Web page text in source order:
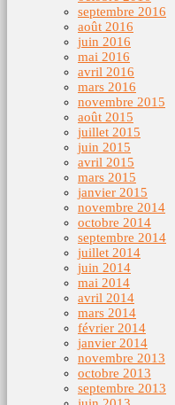
septembre 2016
août 2016
juin 2016
mai 2016
avril 2016
mars 2016
novembre 2015
août 2015
juillet 2015
juin 2015
avril 2015
mars 2015
janvier 2015
novembre 2014
octobre 2014
septembre 2014
juillet 2014
juin 2014
mai 2014
avril 2014
mars 2014
février 2014
janvier 2014
novembre 2013
octobre 2013
septembre 2013